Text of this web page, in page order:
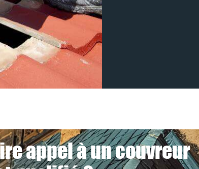
appel à un couvreur